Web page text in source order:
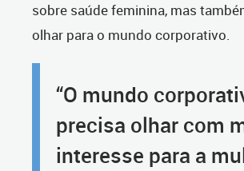
sobre saúde feminina, mas
olhar para o mundo corporativo.
“O mundo
precisa olhar com
interesse para a